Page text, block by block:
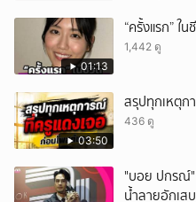
01:13
“ครั้งแรก” ใ
1,442 ดู
03:50
สรุปทุกเหตุก
436 ดู
"บอย ปกรณ์"
น้ำลายอักเส